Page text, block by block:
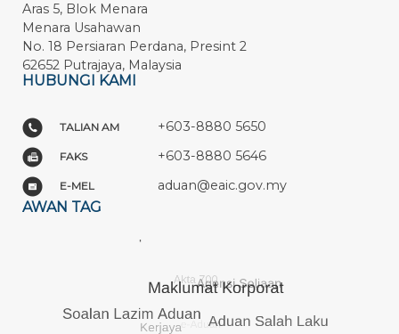
Aras 5, Blok Menara
Menara Usahawan
No. 18 Persiaran Perdana, Presint 2
62652 Putrajaya, Malaysia
HUBUNGI KAMI
TALIAN AM +603-8880 5650
FAKS +603-8880 5646
E-MEL aduan@eaic.gov.my
AWAN TAG